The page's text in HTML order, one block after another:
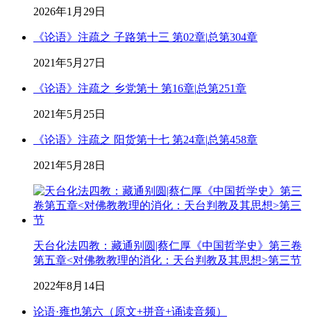
2026年1月29日
《论语》注疏之 子路第十三 第02章|总第304章
2021年5月27日
《论语》注疏之 乡党第十 第16章|总第251章
2021年5月25日
《论语》注疏之 阳货第十七 第24章|总第458章
2021年5月28日
天台化法四教：藏通别圆|蔡仁厚《中国哲学史》第三卷
第五章<对佛教教理的消化：天台判教及其思想>第三节
2022年8月14日
论语·雍也第六（原文+拼音+诵读音频）